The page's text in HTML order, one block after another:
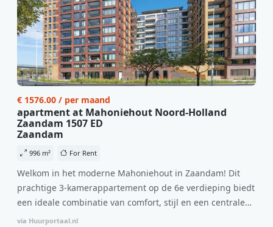
€ 1576.00 / per maand
apartment at Mahoniehout Noord-Holland
Zaandam 1507 ED
Zaandam
996 m² For Rent
Welkom in het moderne Mahoniehout in Zaandam! Dit
prachtige 3-kamerappartement op de 6e verdieping biedt
een ideale combinatie van comfort, stijl en een centrale
locatie. Met een huurprijs van €1.576 per maand
via Huurportaal.nl